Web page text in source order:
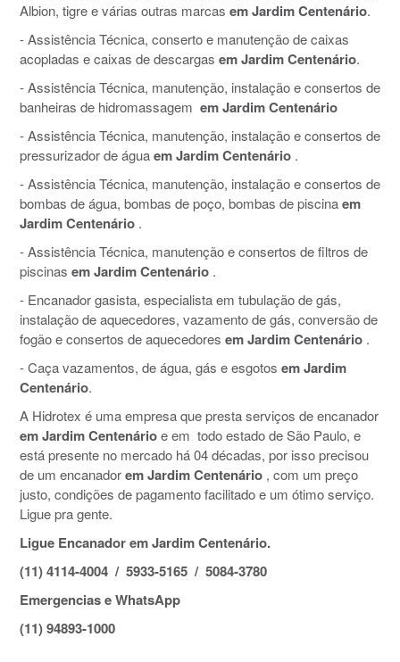
Albion, tigre e várias outras marcas em Jardim Centenário.
- Assistência Técnica, conserto e manutenção de caixas
acopladas e caixas de descargas em Jardim Centenário.
- Assistência Técnica, manutenção, instalação e consertos de
banheiras de hidromassagem em Jardim Centenário
- Assistência Técnica, manutenção, instalação e consertos de
pressurizador de águaem Jardim Centenário .
- Assistência Técnica, manutenção, instalação e consertos de
bombas de água, bombas de poço, bombas de piscinaem
Jardim Centenário .
- Assistência Técnica, manutenção e consertos de filtros de
piscinas em Jardim Centenário .
- Encanador gasista, especialista em tubulação de gás,
instalação de aquecedores, vazamento de gás, conversão de
fogão e consertos de aquecedores em Jardim Centenário .
- Caça vazamentos, de água, gás e esgotos em Jardim
Centenário.
A Hidrotex é uma empresa que presta serviços de encanador
em Jardim Centenárioe em todo estado de São Paulo, e
está presente no mercado há 04 décadas, por isso precisou
de um encanadorem Jardim Centenário , com um preço
justo, condições de pagamento facilitado e um ótimo serviço.
Ligue pra gente.
Ligue Encanador em Jardim Centenário.
(11) 4114-4004 / 5933-5165 / 5084-3780
Emergencias e WhatsApp
(11) 94893-1000